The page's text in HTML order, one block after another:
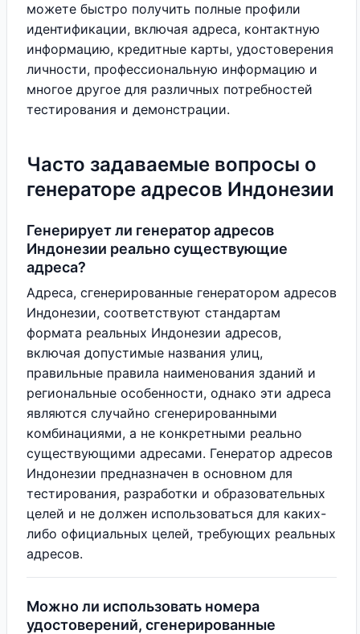
можете быстро получить полные профили
идентификации, включая адреса, контактную
информацию, кредитные карты, удостоверения
личности, профессиональную информацию и
многое другое для различных потребностей
тестирования и демонстрации.
Часто задаваемые вопросы о
генераторе адресов Индонезии
Генерирует ли генератор адресов
Индонезии реально существующие
адреса?
Адреса, сгенерированные генератором адресов
Индонезии, соответствуют стандартам
формата реальных Индонезии адресов,
включая допустимые названия улиц,
правильные правила наименования зданий и
региональные особенности, однако эти адреса
являются случайно сгенерированными
комбинациями, а не конкретными реально
существующими адресами. Генератор адресов
Индонезии предназначен в основном для
тестирования, разработки и образовательных
целей и не должен использоваться для каких-
либо официальных целей, требующих реальных
адресов.
Можно ли использовать номера
удостоверений, сгенерированные